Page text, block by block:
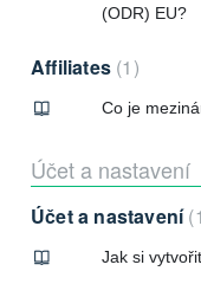
(ODR) EU?
Affiliates 1
Co je
Účet a nastavení
Účet a nastavení
Jak si